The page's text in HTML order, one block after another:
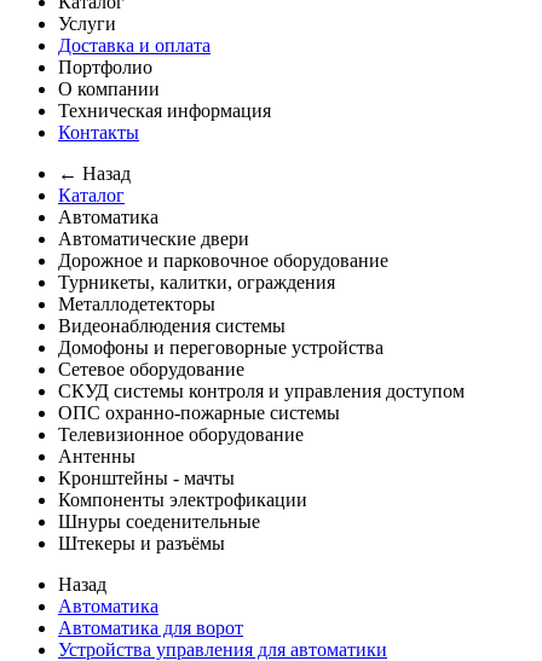
Услуги
Доставка и оплата
Портфолио
О компании
Техническая информация
Контакты
← Назад
Каталог
Автоматика
Автоматические двери
Дорожное и парковочное оборудование
Турникеты, калитки, ограждения
Металлодетекторы
Видеонаблюдения cистемы
Домофоны и переговорные устройства
Сетевое оборудование
СКУД системы контроля и управления доступом
ОПС охранно-пожарные системы
Телевизионное оборудование
Антенны
Кронштейны - мачты
Компоненты электрофикации
Шнуры соеденительные
Штекеры и разъёмы
Назад
Автоматика
Автоматика для ворот
Устройства управления для автоматики